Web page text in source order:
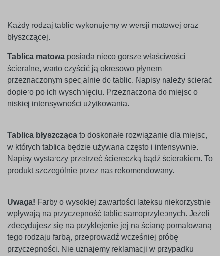
Każdy rodzaj tablic wykonujemy w wersji matowej oraz
błyszczącej.
Tablica matowa posiada nieco gorsze właściwości
ścieralne, warto czyścić ją okresowo płynem
przeznaczonym specjalnie do tablic. Napisy należy ścierać
dopiero po ich wyschnięciu. Przeznaczona do miejsc o
niskiej intensywności użytkowania.
Tablica błyszcząca to doskonałe rozwiązanie dla miejsc,
w których tablica będzie używana często i intensywnie.
Napisy wystarczy przetrzeć ściereczką bądź ścierakiem. To
produkt szczególnie przez nas rekomendowany.
Uwaga! Farby o wysokiej zawartości lateksu niekorzystnie
wpływają na przyczepność tablic samoprzylepnych. Jeżeli
zdecydujesz się na przyklejenie jej na ścianę pomalowaną
tego rodzaju farbą, przeprowadź wcześniej próbę
przyczepności. Nie uznajemy reklamacji w przypadku